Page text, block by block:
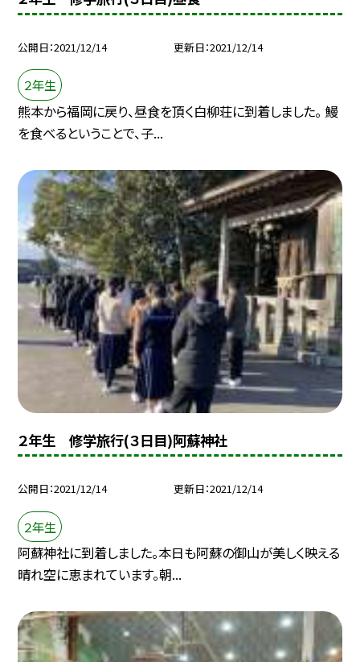
公開日 2021/12/14 更新日 2021/12/14
２年生
熊本から福岡に戻り、昼食を頂く白柳荘に到着しました。 鰻
を食べるということで、子...
２年生 修学旅行(３日目)阿蘇神社
公開日 2021/12/14 更新日 2021/12/14
２年生
阿蘇神社に到着しました。本日も阿蘇の御山が美しく映える
晴れ空に恵まれています。朝...